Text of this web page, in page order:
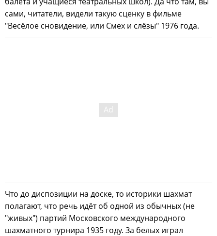
сами, читатели, видели такую сценку в фильме
"Весёлое сновидение, или Смех и слёзы" 1976 года.
Что до диспозиции на доске, то историки шахмат
полагают, что речь идёт об одной из обычных (не
"живых") партий Московского международного
шахматного турнира 1935 году. За белых играл